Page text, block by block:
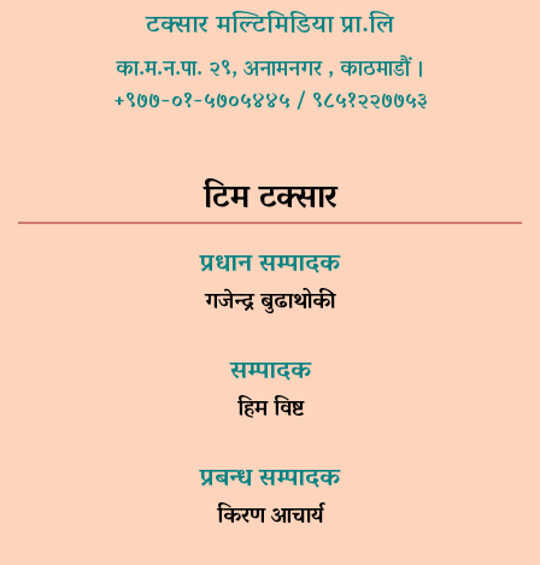
टक्सार मल्टिमिडिया प्रा.लि
का.म.न.पा. २९, अनामनगर , काठमाडौं ।
+९७७-०१-५७०५४४५ / ९८५१२२७७५३
टिम टक्सार
प्रधान सम्पादक
गजेन्द्र बुढाथोकी
सम्पादक
हिम विष्ट
प्रबन्ध सम्पादक
किरण आचार्य